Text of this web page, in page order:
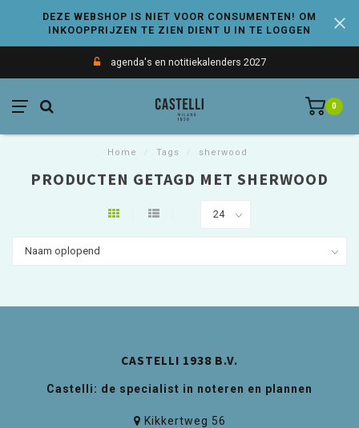
DEZE WEBSHOP IS NIET VOOR CONSUMENTEN! OM
INKOOPPRIJZEN TE ZIEN DIENT U IN TE LOGGEN
agenda's en notitiekalenders 2027
0
Home Tags sherwood
PRODUCTEN GETAGD MET SHERWOOD
CASTELLI 1938 B.V.
Castelli: de specialist in noteren en plannen
Kikkertweg 56